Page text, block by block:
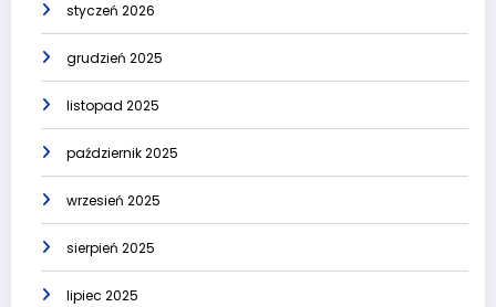
styczeń 2026
grudzień 2025
listopad 2025
październik 2025
wrzesień 2025
sierpień 2025
lipiec 2025